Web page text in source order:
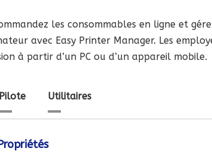
les consommables en ligne et
avec Easy Printer Manager. Les
à partir d’un PC ou d’un appareil mobile.
Pilote Utilitaires